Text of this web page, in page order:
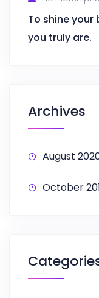
To shine
you truly are.
Archives
August
October